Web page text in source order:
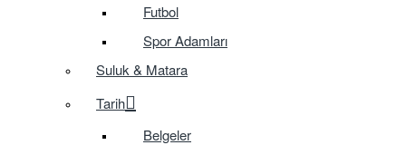
Futbol
Spor Adamları
Suluk & Matara
Tarih
Belgeler